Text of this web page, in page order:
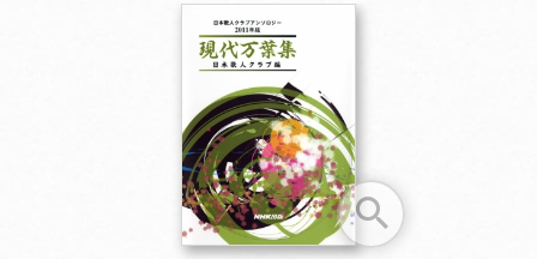
お支払いに進む
他にも商品を買う